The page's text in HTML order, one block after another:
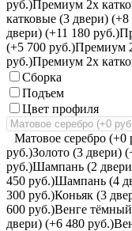
руб.)Премиум 2х
катковые (3 двери)
двери) (+11 180 руб.)
(+5 700 руб.)Премиум
руб.)Премиум 2х
Сборка
Подъем
Цвет профиля
Матовое серебро (+0
руб.)Золото (3 двери)
руб.)Шампань (2
450 руб.)Шампань (4
300 руб.)Коньяк (3
600 руб.)Венге
двери) (+6 480 руб.)